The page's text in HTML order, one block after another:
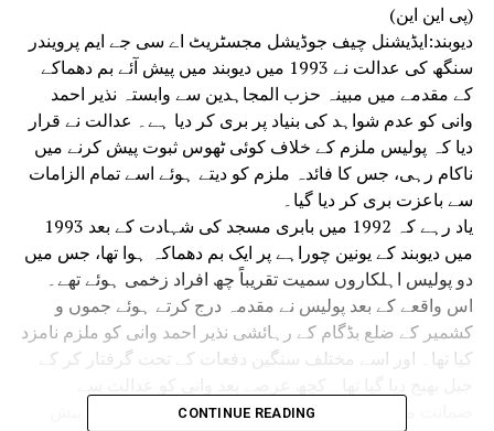
(پی این این)
دیوبند:ایڈیشنل چیف جوڈیشل مجسٹریٹ اے سی جے ایم پرویندر
سنگھ کی عدالت نے 1993 میں دیوبند میں پیش آئے بم دھماکے
کے مقدمے میں مبینہ حزب المجاہدین سے وابستہ نذیر احمد
وانی کو عدم شواہد کی بنیاد پر بری کر دیا ہے۔ عدالت نے قرار
دیا کہ پولیس ملزم کے خلاف کوئی ٹھوس ثبوت پیش کرنے میں
ناکام رہی، جس کا فائدہ ملزم کو دیتے ہوئے اسے تمام الزامات
سے باعزت بری کر دیا گیا۔
یاد رہے کہ 1992 میں بابری مسجد کی شہادت کے بعد 1993
میں دیوبند کے یونین چوراہے پر ایک بم دھماکہ ہوا تھا، جس میں
دو پولیس اہلکاروں سمیت تقریباً چھ افراد زخمی ہوئے تھے۔
اس واقعے کے بعد پولیس نے مقدمہ درج کرتے ہوئے جموں و
کشمیر کے ضلع بڈگام کے رہائشی نذیر احمد وانی کو ملزم نامزد
کیا تھا۔ اور اسے مختلف سنگین دفعات کے تحت گرفتار کر کے
ضمانت مل گئی، تاہم وہ طویل عرصے تک عدالت میں پیش
CONTINUE READING